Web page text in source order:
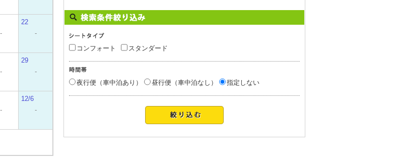
-
22
-
-
29
-
-
12/6
-
コンフォート スタンダード
夜行便（車中泊あり） 昼行便（車中泊なし） 指定しない